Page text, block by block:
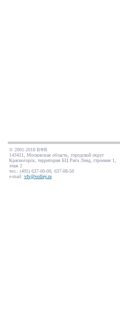
© 2001-2018 ВФВ
143421, Московская область, городской округ
Красногорск, территория БЦ Рига Ленд, строение 1,
этаж 2
тел.: (495) 637-00-00, 637-08-50
e-mail: vfv@volley.ru